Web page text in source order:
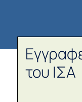
του ΙΣΑ